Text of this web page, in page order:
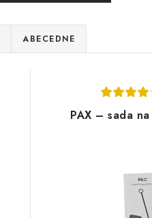
ABECEDNE
PAX – sada